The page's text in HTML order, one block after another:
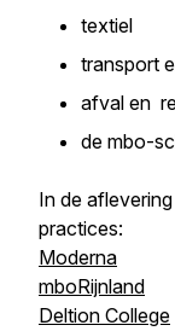
textiel
transport
afval en
de mbo-
In de
practices:
Moderna
mboRijnland
Deltion College